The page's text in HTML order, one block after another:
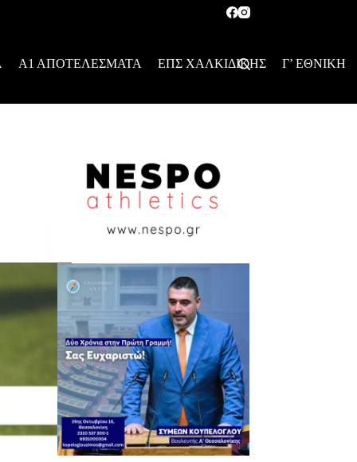
Α1 ΑΠΟΤΕΛΕΣΜΑΤΑ ΕΠΣ ΧΑΛΚΙΔΙΚΗΣ Γ’ ΕΘΝΙΚΗ